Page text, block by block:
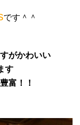
です＾＾
がかわいい
す
富！！